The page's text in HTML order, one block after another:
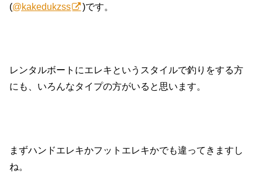
(@kakedukzss )です。
レンタルボートにエレキというスタイルで釣りをする方
にも、いろんなタイプの方がいると思います。
まずハンドエレキかフットエレキかでも違ってきますし
ね。